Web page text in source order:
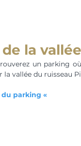
la vallée
un parking
vallée du ruisseau
parking «